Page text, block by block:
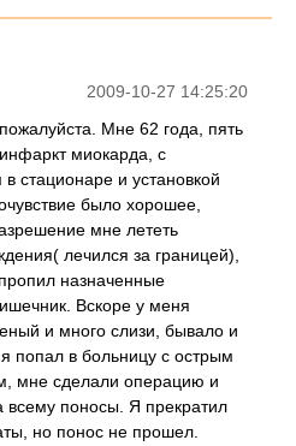
2009-10-27 14:25:20
Мне 62 года, пять
миокарда, с
стационаре и установкой
было хорошее,
мне лететь
лечился за границей),
назначенные
Вскоре у меня
и много слизи, бывало и
я попал в больницу с острым
мне сделали операцию и
всему поносы. Я прекратил
но понос не прошел.